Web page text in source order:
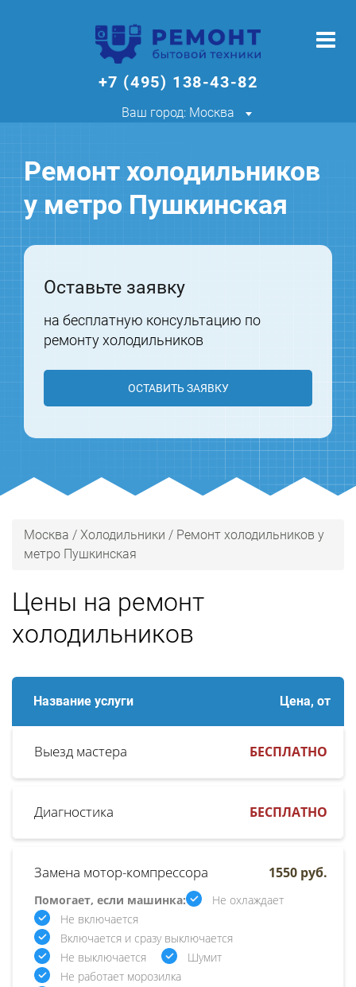
+7 (495) 138-43-82
Ваш город: Москва
Ремонт холодильников
у метро Пушкинская
Оставьте заявку
на бесплатную консультацию по
ремонту холодильников
ОСТАВИТЬ ЗАЯВКУ
Москва / Холодильники / Ремонт холодильников у
метро Пушкинская
Цены на ремонт
холодильников
Название услуги Цена, от
Выезд мастера БЕСПЛАТНО
Диагностика БЕСПЛАТНО
Замена мотор-компрессора
Помогает, если машинка:
Не охлаждает
Не включается
Включается и сразу выключается
Не выключается
Шумит
Не работает морозилка
1550 руб.